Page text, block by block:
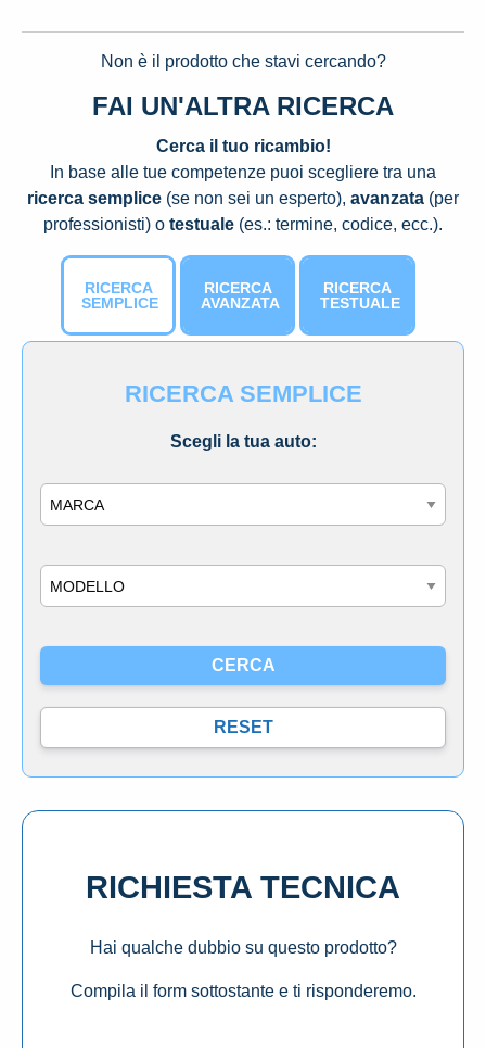
Non è il prodotto che stavi cercando?
FAI UN'ALTRA RICERCA
Cerca il tuo ricambio!
In base alle tue competenze puoi scegliere tra una
ricerca semplice (se non sei un esperto), avanzata (per
professionisti) o testuale (es.: termine, codice, ecc.).
RICERCA
SEMPLICE
RICERCA
AVANZATA
RICERCA
TESTUALE
RICERCA SEMPLICE
Scegli la tua auto:
RICHIESTA TECNICA
Hai qualche dubbio su questo prodotto?
Compila il form sottostante e ti risponderemo.